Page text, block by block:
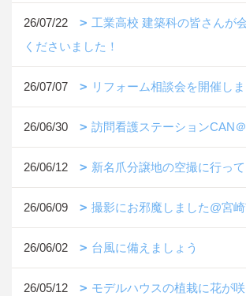
26/07/22
工業高校 建築科の皆さんが
くださいました！
26/07/07 リフォーム相談会を開催し
26/06/30 訪問看護ステーションCAN
26/06/12 新名爪分譲地の空撮に行って
26/06/09 撮影にお邪魔しました@宮
26/06/02 台風に備えましょう
26/05/12 モデルハウスの植栽に花が